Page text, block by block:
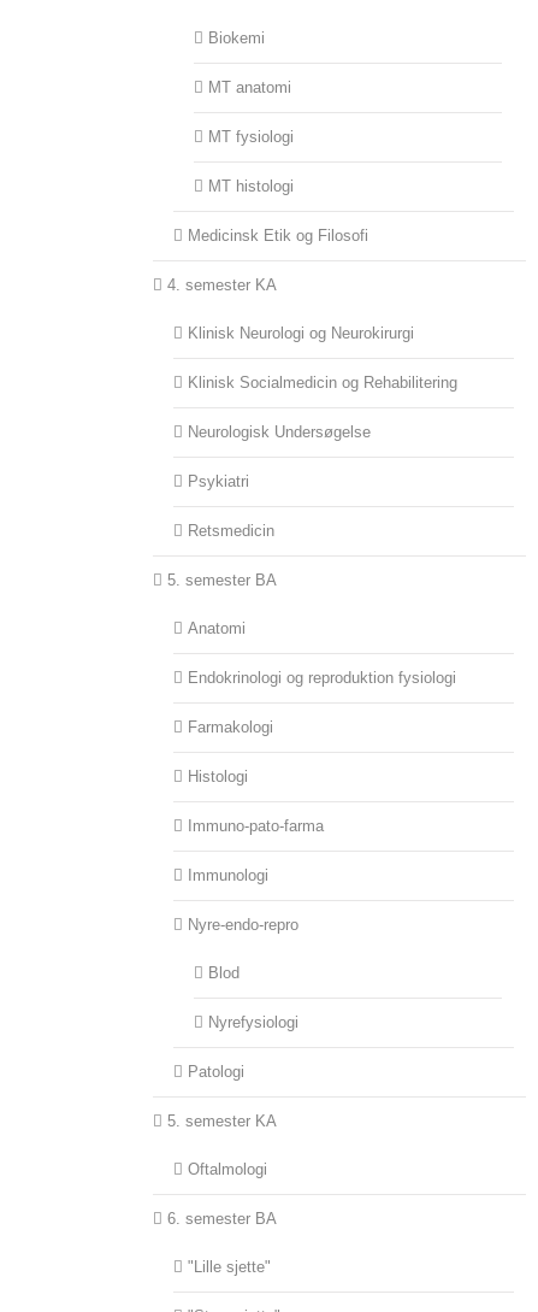
Biokemi
MT anatomi
MT fysiologi
MT histologi
Medicinsk Etik og Filosofi
4. semester KA
Klinisk Neurologi og Neurokirurgi
Klinisk Socialmedicin og Rehabilitering
Neurologisk Undersøgelse
Psykiatri
Retsmedicin
5. semester BA
Anatomi
Endokrinologi og reproduktion fysiologi
Farmakologi
Histologi
Immuno-pato-farma
Immunologi
Nyre-endo-repro
Blod
Nyrefysiologi
Patologi
5. semester KA
Oftalmologi
6. semester BA
"Lille sjette"